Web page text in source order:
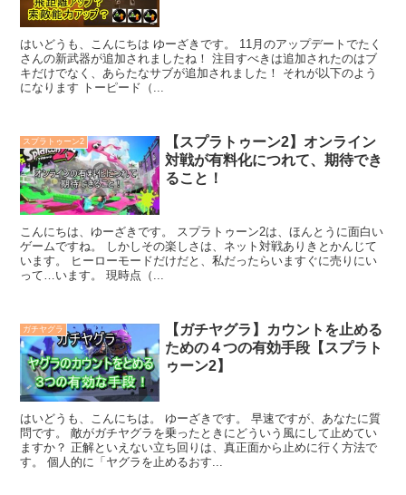
はいどうも、こんにちは ゆーざきです。 11月のアップデートでたく
さんの新武器が追加されましたね！ 注目すべきは追加されたのはブ
キだけでなく、あらたなサブが追加されました！ それが以下のよう
になります トーピード（...
スプラトゥーン2
【スプラトゥーン2】オンライン
対戦が有料化につれて、期待でき
ること！
こんにちは、ゆーざきです。 スプラトゥーン2は、ほんとうに面白い
ゲームですね。 しかしその楽しさは、ネット対戦ありきとかんじて
います。 ヒーローモードだけだと、私だったらいますぐに売りにい
って…います。 現時点（...
ガチヤグラ
【ガチヤグラ】カウントを止める
ための４つの有効手段【スプラト
ゥーン2】
はいどうも、こんにちは。 ゆーざきです。 早速ですが、あなたに質
問です。 敵がガチヤグラを乗ったときにどういう風にして止めてい
ますか？ 正解といえない立ち回りは、真正面から止めに行く方法で
す。 個人的に「ヤグラを止めるおす...